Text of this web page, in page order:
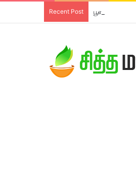
Recent Post பூண்டு லேகியம்